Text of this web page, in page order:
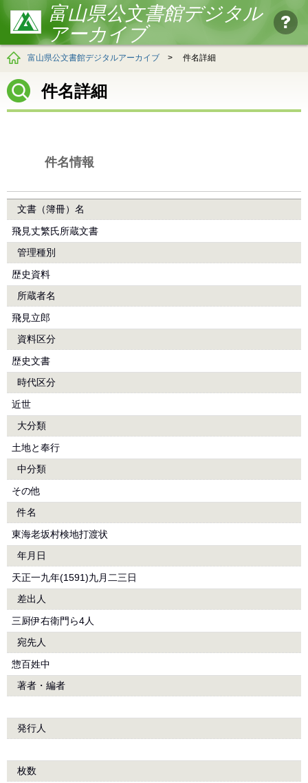
富山県公文書館デジタル
アーカイブ
富山県公文書館デジタルアーカイブ > 件名詳細
件名詳細
件名情報
文書（簿冊）名
飛見丈繁氏所蔵文書
管理種別
歴史資料
所蔵者名
飛見立郎
資料区分
歴史文書
時代区分
近世
大分類
土地と奉行
中分類
その他
件名
東海老坂村検地打渡状
年月日
天正一九年(1591)九月二三日
差出人
三厨伊右衛門ら4人
宛先人
惣百姓中
著者・編者
発行人
枚数